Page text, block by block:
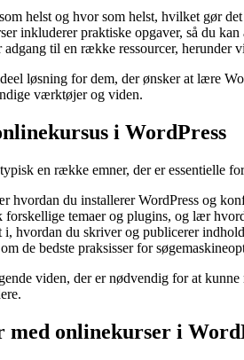
helst og hvor som helst, hvilket gør
inkluderer praktiske opgaver, så du
adgang til en række ressourcer, herunder
løsning for dem, der ønsker at lære
værktøjer og viden.
i WordPress
en række emner, der er essentielle
hvordan du installerer WordPress og
forskellige temaer og plugins, og lær
i, hvordan du skriver og publicerer
de bedste praksisser for
viden, der er nødvendig for at
onlinekurser i